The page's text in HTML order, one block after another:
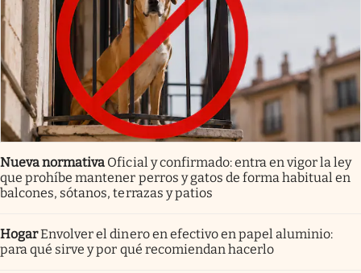
Nueva normativa Oficial y confirmado: entra en vigor la ley
que prohíbe mantener perros y gatos de forma habitual en
balcones, sótanos, terrazas y patios
HogarEnvolver el dinero en efectivo en papel aluminio:
para qué sirve y por qué recomiendan hacerlo